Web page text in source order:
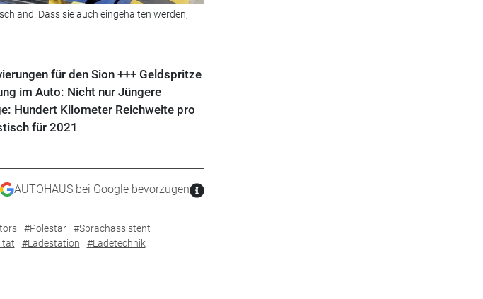
Dass sie auch eingehalten werden,
für den Sion +++ Geldspritze
im Auto: Nicht nur Jüngere
Hundert Kilometer Reichweite pro
für 2021
AUTOHAUS bei Google bevorzugen
#Polestar
#Sprachassistent
#Ladestation #Ladetechnik